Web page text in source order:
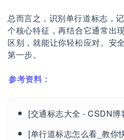
总而言之，识别单行道标志，
个核心特征，再结合它通常出
区别，就能让你轻松应对。安
第一步。
参考资料：
[交通标志大全 - CSDN博
[单行道标志怎么看_教你